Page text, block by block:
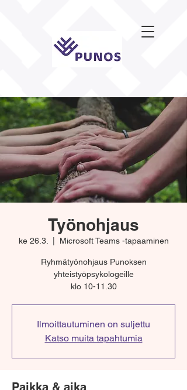
Työnohjaus
ke 26.3. Microsoft Teams -tapaaminen
Ryhmätyönohjaus Punoksen
yhteistyöpsykologeille
klo 10-11.30
Ilmoittautuminen on suljettu
Katso muita tapahtumia
Paikka & aika